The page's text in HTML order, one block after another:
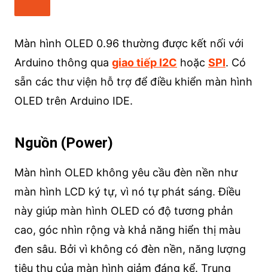
Màn hình OLED 0.96 thường được kết nối với
Arduino thông qua giao tiếp I2C hoặc SPI. Có
sẵn các thư viện hỗ trợ để điều khiển màn hình
OLED trên Arduino IDE.
Nguồn (Power)
Màn hình OLED không yêu cầu đèn nền như
màn hình LCD ký tự, vì nó tự phát sáng. Điều
này giúp màn hình OLED có độ tương phản
cao, góc nhìn rộng và khả năng hiển thị màu
đen sâu. Bởi vì không có đèn nền, năng lượng
tiêu thụ của màn hình giảm đáng kể. Trung